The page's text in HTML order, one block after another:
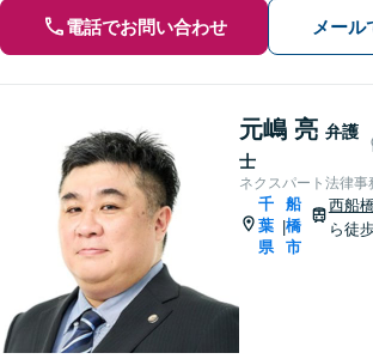
電話でお問い合わせ メール
元嶋 亮 弁護
士
ネクスパート法律
千
葉
県
|
船
橋
市
西船
ら徒